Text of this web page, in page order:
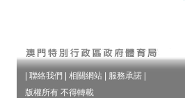
聯絡我們 相關網站 服務承諾
版權所有 不得轉載